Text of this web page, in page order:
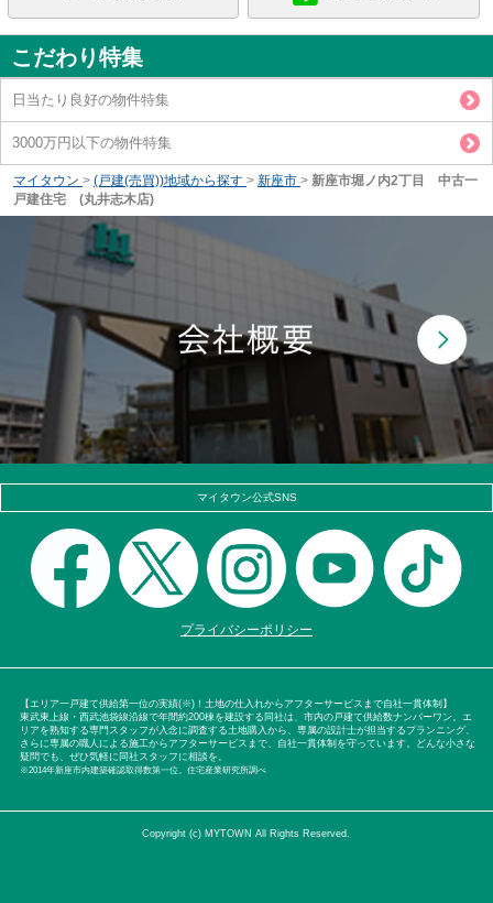
こだわり特集
日当たり良好の物件特集
3000万円以下の物件特集
マイタウン > (戸建(売買))地域から探す > 新座市 > 新座市堀ノ内2丁目 中古一
戸建住宅 (丸井志木店)
マイタウン公式SNS
プライバシーポリシー
【エリア一戸建て供給第一位の実績(※)！土地の仕入れからアフターサービスまで自社一貫体制】
東武東上線・西武池袋線沿線で年間約200棟を建設する同社は、市内の戸建て供給数ナンバーワン。エ
リアを熟知する専門スタッフが入念に調査する土地購入から、専属の設計士が担当するプランニング、
さらに専属の職人による施工からアフターサービスまで、自社一貫体制を守っています。どんな小さな
疑問でも、ぜひ気軽に同社スタッフに相談を。
※2014年新座市内建築確認取得数第一位。住宅産業研究所調べ
Copyright (c) MYTOWN All Rights Reserved.